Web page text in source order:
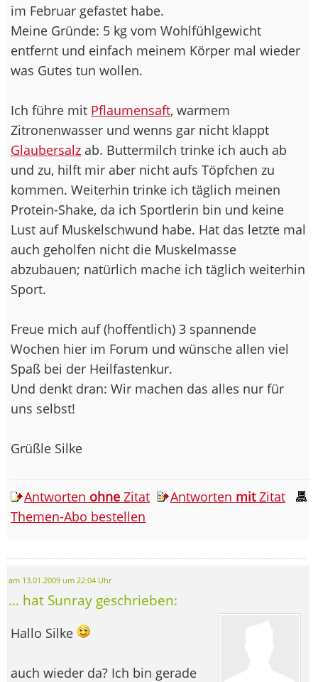
im Februar gefastet habe.
Meine Gründe: 5 kg vom Wohlfühlgewicht
entfernt und einfach meinem Körper mal wieder
was Gutes tun wollen.
Ich führe mit Pflaumensaft, warmem
Zitronenwasser und wenns gar nicht klappt
Glaubersalz ab. Buttermilch trinke ich auch ab
und zu, hilft mir aber nicht aufs Töpfchen zu
kommen. Weiterhin trinke ich täglich meinen
Protein-Shake, da ich Sportlerin bin und keine
Lust auf Muskelschwund habe. Hat das letzte mal
auch geholfen nicht die Muskelmasse
abzubauen; natürlich mache ich täglich weiterhin
Sport.
Freue mich auf (hoffentlich) 3 spannende
Wochen hier im Forum und wünsche allen viel
Spaß bei der Heilfastenkur.
Und denkt dran: Wir machen das alles nur für
uns selbst!
Grüßle Silke
Antworten ohne Zitat Antworten mitZitat
Themen-Abo bestellen
am 13.01.2009 um 22:04 Uhr
... hat Sunray geschrieben:
Hallo Silke
auch wieder da? Ich bin gerade